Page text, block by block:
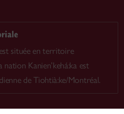
située en territoire
Kanien’kehá:ka est
de Tiohtià:ke/Montréal.